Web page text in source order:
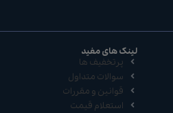
لینک های مفید
پرتخفیف ها
سوالات متداول
قوانین و مقررات
استعلام قیمت